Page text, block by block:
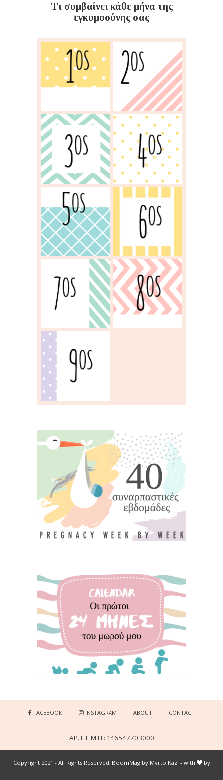
Τι συμβαίνει κάθε μήνα της
εγκυμοσύνης σας
FACEBOOK INSTAGRAM ABOUT CONTACT
ΑΡ. Γ.Ε.Μ.Η.: 146547703000
Copyright 2021 - All Rights Reserved, BoomMag by Myrto Kazi - with by